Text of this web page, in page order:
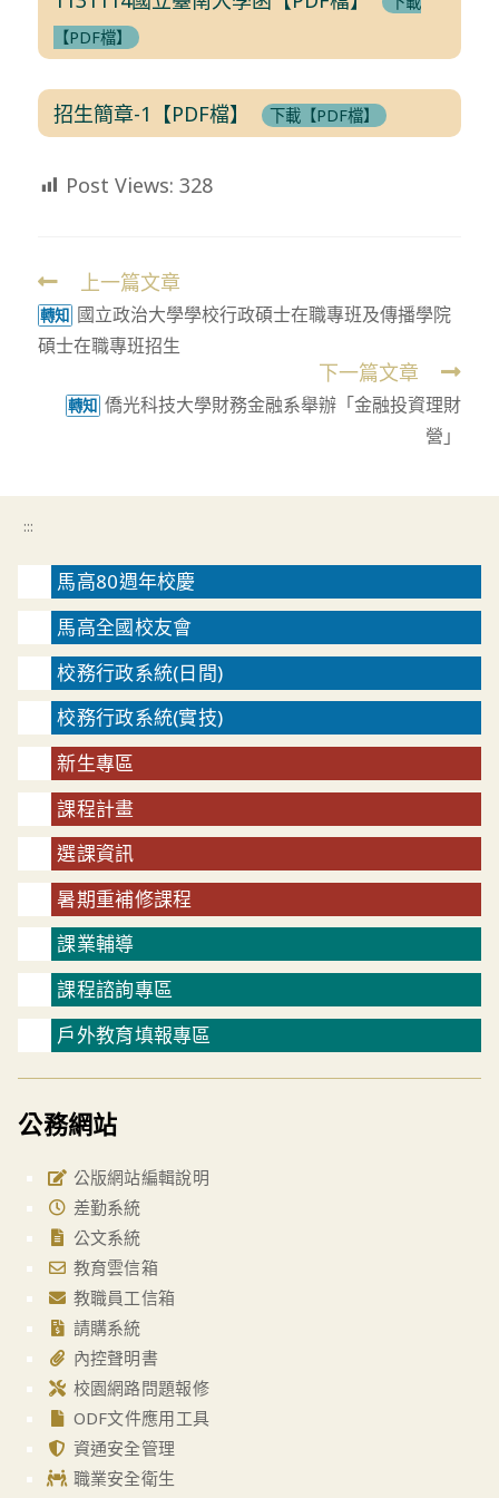
【PDF檔】
招生簡章-1【PDF檔】 下載【PDF檔】
Post Views: 328
Read
more
articles
上一篇文章
轉知 國立政治大學學校行政碩士在職專班及傳播學院
碩士在職專班招生
下一篇文章
轉知 僑光科技大學財務金融系舉辦「金融投資理財
營」
:::
馬高80週年校慶
馬高全國校友會
校務行政系統(日間)
校務行政系統(實技)
新生專區
課程計畫
選課資訊
暑期重補修課程
課業輔導
課程諮詢專區
戶外教育填報專區
公務網站
公版網站編輯說明
差勤系統
公文系統
教育雲信箱
教職員工信箱
請購系統
內控聲明書
校園網路問題報修
ODF文件應用工具
資通安全管理
職業安全衛生